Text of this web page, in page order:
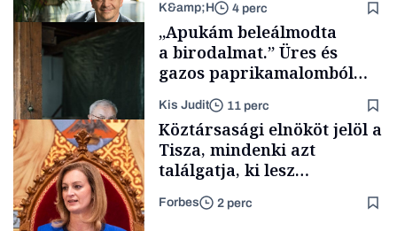
Politika
TÁMOGATÓI
TARTALOM
K&amp;H 4 perc
Családi
vállalkozások
„Apukám beleálmodta
a birodalmat.” Üres és
gazos paprikamalomból
lett az igazi családi
fűszersztori
Kis Judit 11 perc
Köztársasági elnököt jelöl a
Tisza, mindenki azt
találgatja, ki lesz
szombaton a befutó –
soroljuk az eddig felmerült
Forbes 2 perc